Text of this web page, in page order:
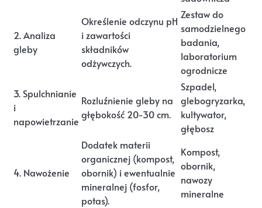
2. Analiza
gleby
Określenie odczynu pH
i zawartości
składników
odżywczych.
Zestaw do
samodzielnego
badania,
laboratorium
ogrodnicze
3. Spulchnianie
i
napowietrzanie
Rozluźnienie gleby na
głębokość 20-30 cm.
Szpadel,
glebogryzarka,
kultywator,
głębosz
4. Nawożenie
Dodatek materii
organicznej (kompost,
obornik) i ewentualnie
mineralnej (fosfor,
potas).
Kompost,
obornik,
nawozy
mineralne